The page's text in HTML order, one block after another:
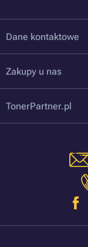
Dane kontaktowe
Zakupy u nas
TonerPartner.pl